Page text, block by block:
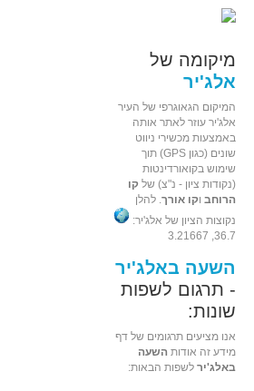
מיקומה של
אלג'יר
המיקום הגאוגרפי של העיר
אלג'יר עוזר לאתר אותה
באמצעות מכשירי ניווט
שונים (כגון GPS) תוך
שימוש בקואורדינטות
(נקודות ציון - נ"צ) של קו
הרוחב וקו אורך. להלן
נקוצות הציון של אלג'יר:
36.7, 3.21667
השעה באלג'יר
- תרגום לשפות
שונות:
אנו מציעים תרגומים של דף
מידע זה אודות השעה
באלג'יר לשפות הבאות: